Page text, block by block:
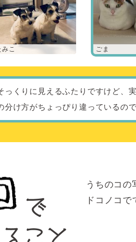
みこ ごま
っくりに見えるふたりですけど、
分け方がちょっぴり違っているので
うちのコの
ドコノコで